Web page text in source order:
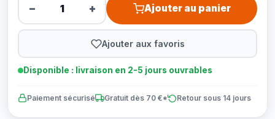
− + Ajouter au panier
Ajouter aux favoris
Disponible : livraison en 2-5 jours ouvrables
Paiement sécurisé Gratuit dès 70 €* Retour sous 14 jours